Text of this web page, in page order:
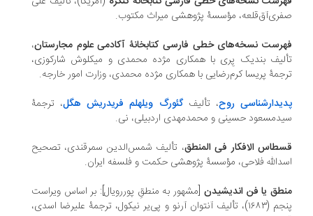
مؤسسۀ پژوهشی میراث مکتوب.
نسخه‌های خطی فارسی کتابخانۀ آکادمی علوم مجارستان،
بندیک پِری با همکاری مژده محمدی و میکلوش شارکوزی،
پریسا کرم‌رضایی با همکاری مژده محمدی، وزارت امور خارجه.
روح، تألیف گئورگ ویلهلم فریدریش هگل، ترجمۀ
حسینی و محمدمهدی اردبیلی، نی.
الافکار فی المنطق ، تألیف شمس‌الدین سمرقندی، تصحیح
فلاحی، مؤسسۀ پژوهشی حکمت و فلسفه ایران.
یا فن اندیشیدن[مشهور به منطقِ پوررویال]: بر اساس ویراست
پنجم (۱۶۸۳)، تألیف آنتوان آرنو و پی‌یر نیکول، ترجمۀ علیرضا اسدی،